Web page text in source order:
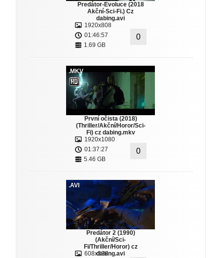
Predátor-Evoluce (2018
Akční-Sci-Fi.) Cz
dabing.avi
1920x808
01:46:57
1.69 GB
0
.MKV
První očista (2018)
(Thriller/Akční/Horor/Sci-
Fi) cz dabing.mkv
1920x1080
01:37:27
5.46 GB
0
.AVI
Predátor 2 (1990)
(Akční/Sci-
Fi/Thriller/Horor) cz
dabing.avi
608x336